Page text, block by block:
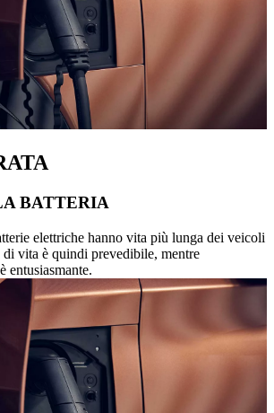
BATTERIA
elettriche hanno vita più lunga dei veicoli
vita è quindi prevedibile, mentre
entusiasmante.